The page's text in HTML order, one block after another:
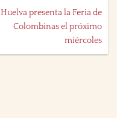
Huelva presenta la Feria de
Colombinas el próximo
miércoles